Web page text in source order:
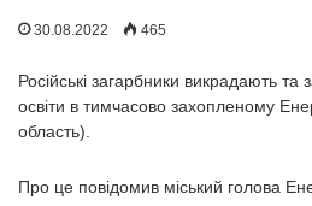
30.08.2022 465
Російські загарбники викрадають та
освіти в тимчасово захопленому
область).
Про це повідомив міський голова